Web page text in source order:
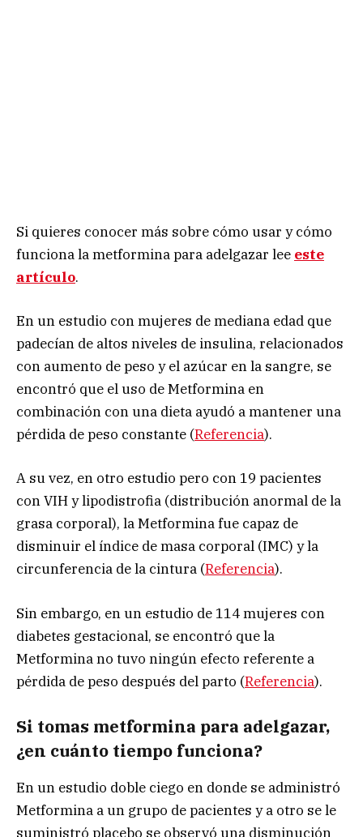
Si quieres conocer más sobre cómo usar y cómo
funciona la metformina para adelgazar lee este
artículo.
En un estudio con mujeres de mediana edad que
padecían de altos niveles de insulina, relacionados
con aumento de peso y el azúcar en la sangre, se
encontró que el uso de Metformina en
combinación con una dieta ayudó a mantener una
pérdida de peso constante (Referencia).
A su vez, en otro estudio pero con 19 pacientes
con VIH y lipodistrofia (distribución anormal de la
grasa corporal), la Metformina fue capaz de
disminuir el índice de masa corporal (IMC) y la
circunferencia de la cintura (Referencia).
Sin embargo, en un estudio de 114 mujeres con
diabetes gestacional, se encontró que la
Metformina no tuvo ningún efecto referente a
pérdida de peso después del parto (Referencia).
Si tomas metformina para adelgazar,
¿en cuánto tiempo funciona?
En un estudio doble ciego en donde se administró
Metformina a un grupo de pacientes y a otro se le
suministró placebo se observó una disminución